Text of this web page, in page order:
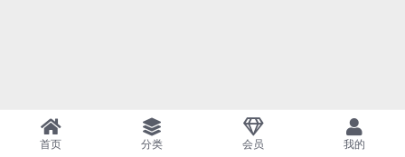
首页 分类 会员 我的